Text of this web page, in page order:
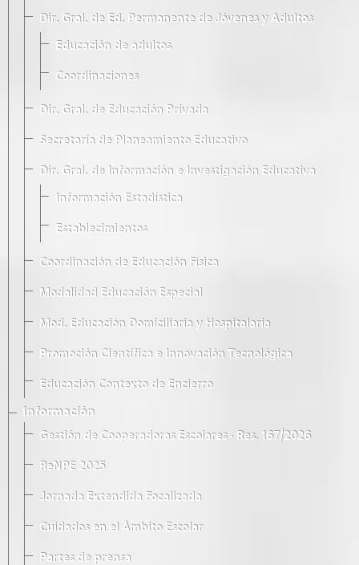
Dir. Gral. de Ed. Permanente de Jóvenes y Adultos
Educación de adultos
Coordinaciones
Dir. Gral. de Educación Privada
Secretaría de Planeamiento Educativo
Dir. Gral. de Información e Investigación Educativa
Información Estadística
Establecimientos
Coordinación de Educación Física
Modalidad Educación Especial
Mod. Educación Domiciliaria y Hospitalaria
Promoción Científica e Innovación Tecnológica
Educación Contexto de Encierro
Información
Gestión de Cooperadoras Escolares · Res. 167/2026
ReNPE 2025
Jornada Extendida Focalizada
Cuidados en el Ámbito Escolar
Partes de prensa